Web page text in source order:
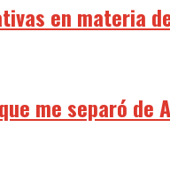
en materia
me separó de